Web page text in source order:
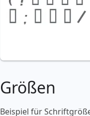
Größen
Beispiel für